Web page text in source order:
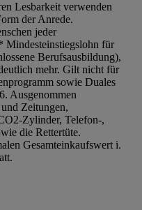
Lesbarkeit verwenden
der Anrede.
jeder
Mindesteinstiegslohn für
Berufsausbildung),
mehr. Gilt nicht für
sowie Duales
Ausgenommen
Zeitungen,
Zylinder, Telefon-,
die Rettertüte.
Gesamteinkaufswert i.